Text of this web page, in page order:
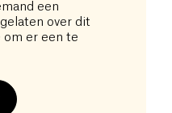
een
over dit
om er een te